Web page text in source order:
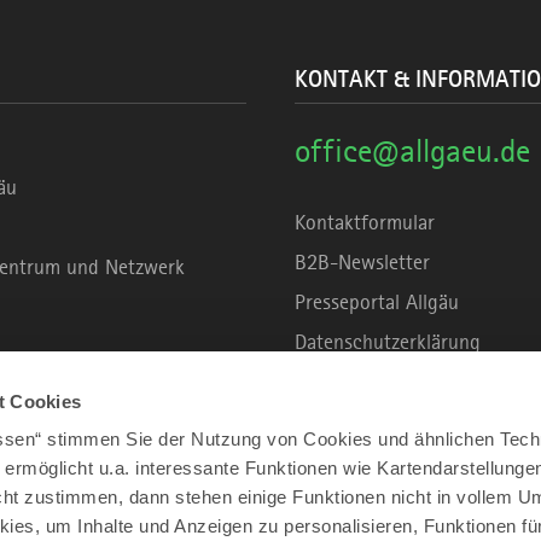
Cookies
stimmen Sie der Nutzung von Cookies und ähnlichen
u.a. interessante Funktionen wie
zustimmen, dann stehen einige Funktionen nicht in vollem
um Inhalte und Anzeigen zu personalisieren, Funktionen
und Netzwerk
KONTAKT &
office@allgaeu.de
Kontaktformular
B2B-Newsletter
Presseportal Allgäu
Datenschutzerklärung
Unsere Haltung zu
Impressum